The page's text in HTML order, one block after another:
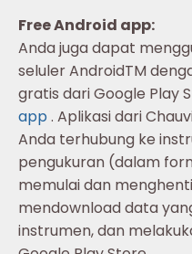
Free Android app:
Anda juga dapat
seluler AndroidTM
gratis dari Google Play
app . Aplikasi dari
Anda terhubung ke
pengukuran (dalam
memulai dan
mendownload data
instrumen, dan